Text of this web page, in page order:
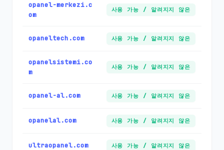
opanel-merkezi.c
om
사용 가능 / 알려지지 않은
opaneltech.com 사용 가능 / 알려지지 않은
opanelsistemi.co
m
사용 가능 / 알려지지 않은
opanel-al.com 사용 가능 / 알려지지 않은
opanelal.com 사용 가능 / 알려지지 않은
ultraopanel.com 사용 가능 / 알려지지 않은